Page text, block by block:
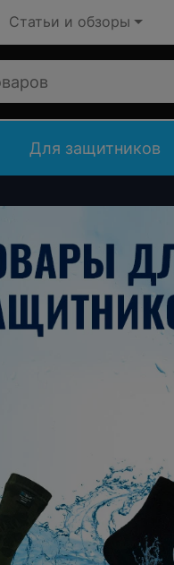
Статьи и обзоры
Для защитников